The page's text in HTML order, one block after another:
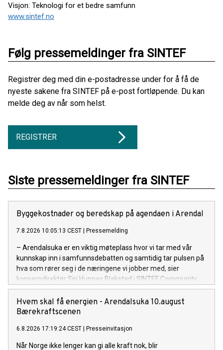
Visjon: Teknologi for et bedre samfunn
www.sintef.no
Følg pressemeldinger fra SINTEF
Registrer deg med din e-postadresse under for å få de
nyeste sakene fra SINTEF på e-post fortløpende. Du kan
melde deg av når som helst.
REGISTRER
Siste pressemeldinger fra SINTEF
Byggekostnader og beredskap på agendaen i Arendal
7.8.2026 10:05:13 CEST | Pressemelding
– Arendalsuka er en viktig møteplass hvor vi tar med vår
kunnskap inn i samfunnsdebatten og samtidig tar pulsen på
hva som rører seg i de næringene vi jobber med, sier
konserndirektør Siri Hunnes Blakstad i SINTEF Community.
Hvem skal få energien - Arendalsuka 10.august
Bærekraftscenen
6.8.2026 17:19:24 CEST | Presseinvitasjon
Når Norge ikke lenger kan gi alle kraft nok, blir